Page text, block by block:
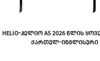
HELIO-ᲰᲔᲚᲘᲝ A5 2026 ᲬᲚᲘᲡ
ᲥᲐᲠᲗᲣᲚ-ᲘᲜᲒᲚᲘᲡᲣᲠᲘ